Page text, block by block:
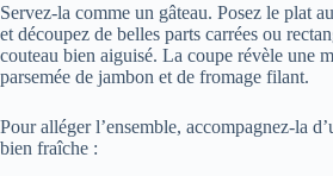
Servez-la comme un gâteau. Posez le plat
et découpez de belles parts carrées ou
couteau bien aiguisé. La coupe révèle une
parsemée de jambon et de fromage filant.
Pour alléger l’ensemble, accompagnez-la
bien fraîche :